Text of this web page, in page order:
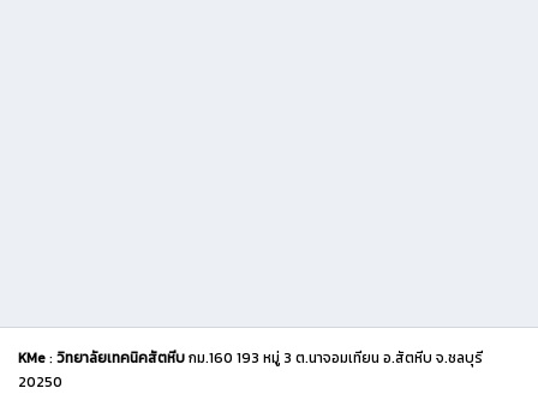
KMe: วิทยาลัยเทคนิคสัตหีบกม.160 193 หมู่ 3 ต.นาจอมเทียน อ.สัตหีบ จ.ชลบุรี
20250